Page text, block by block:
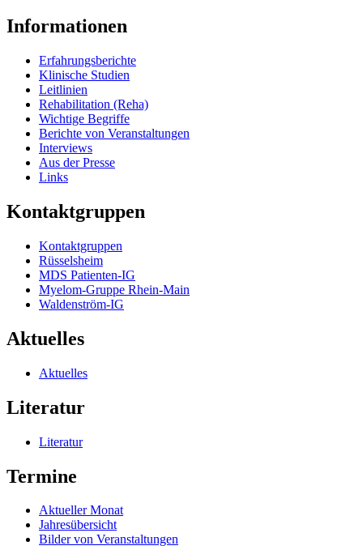
Informationen
Erfahrungsberichte
Klinische Studien
Leitlinien
Rehabilitation (Reha)
Wichtige Begriffe
Berichte von Veranstaltungen
Interviews
Aus der Presse
Links
Kontaktgruppen
Kontaktgruppen
Rüsselsheim
MDS Patienten-IG
Myelom-Gruppe Rhein-Main
Waldenström-IG
Aktuelles
Aktuelles
Literatur
Literatur
Termine
Aktueller Monat
Jahresübersicht
Bilder von Veranstaltungen